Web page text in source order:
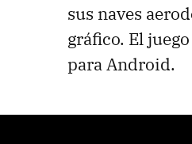
sus naves
gráfico. El
para Android.